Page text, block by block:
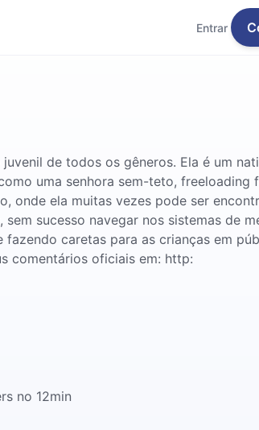
Entrar
de todos os gêneros. Ela é um
uma senhora sem-teto, freeloading
onde ela muitas vezes pode ser
sucesso navegar nos sistemas de
caretas para as crianças em
comentários oficiais em: http:
no 12min